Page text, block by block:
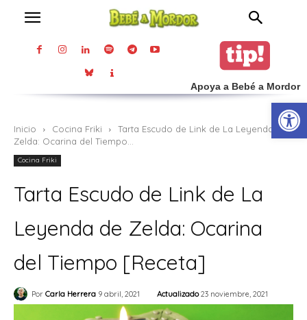
Apoya a Bebé a Mordor
Inicio Cocina Friki
Tarta Escudo de Link de La Leyenda de
Zelda: Ocarina del Tiempo...
Cocina Friki
Tarta Escudo de Link de La
Leyenda de Zelda: Ocarina
del Tiempo [Receta]
Por Carla Herrera 9 abril, 2021 Actualizado 23 noviembre, 2021